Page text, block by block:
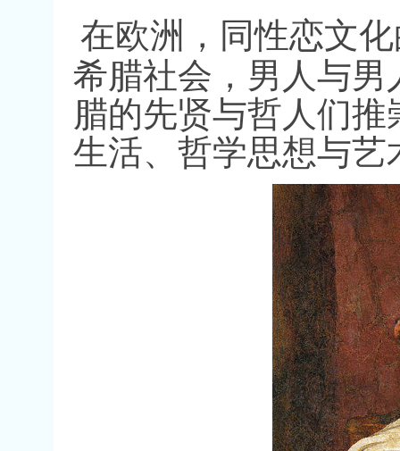
在欧洲，同性恋文
希腊社会，男人与男
腊的先贤与哲人们
生活、哲学思想与